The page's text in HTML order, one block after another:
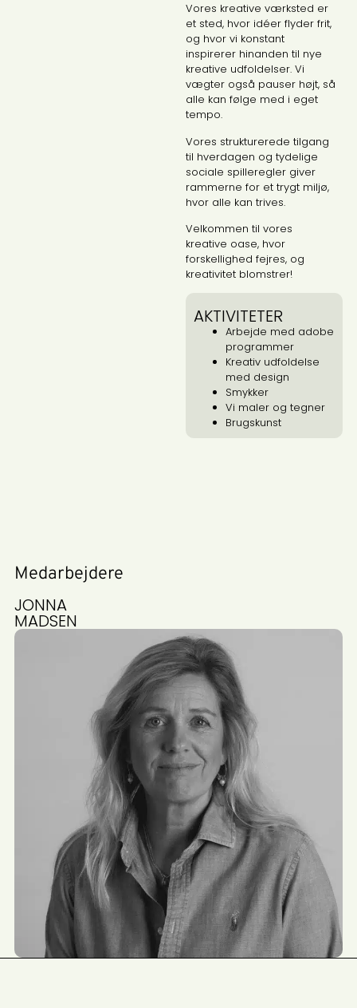
Vores kreative værksted er
et sted, hvor idéer flyder frit,
og hvor vi konstant
inspirerer hinanden til nye
kreative udfoldelser. Vi
vægter også pauser højt, så
alle kan følge med i eget
tempo.
Vores strukturerede tilgang
til hverdagen og tydelige
sociale spilleregler giver
rammerne for et trygt miljø,
hvor alle kan trives.
Velkommen til vores
kreative oase, hvor
forskellighed fejres, og
kreativitet blomstrer!
AKTIVITETER
Arbejde med adobe
programmer
Kreativ udfoldelse
med design
Smykker
Vi maler og tegner
Brugskunst
Medarbejdere
JONNA
MADSEN